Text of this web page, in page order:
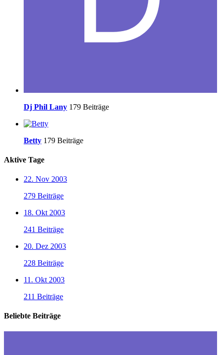
Dj Phil Lany 179 Beiträge
Betty 179 Beiträge
Aktive Tage
22. Nov 2003
279 Beiträge
18. Okt 2003
241 Beiträge
20. Dez 2003
228 Beiträge
11. Okt 2003
211 Beiträge
Beliebte Beiträge